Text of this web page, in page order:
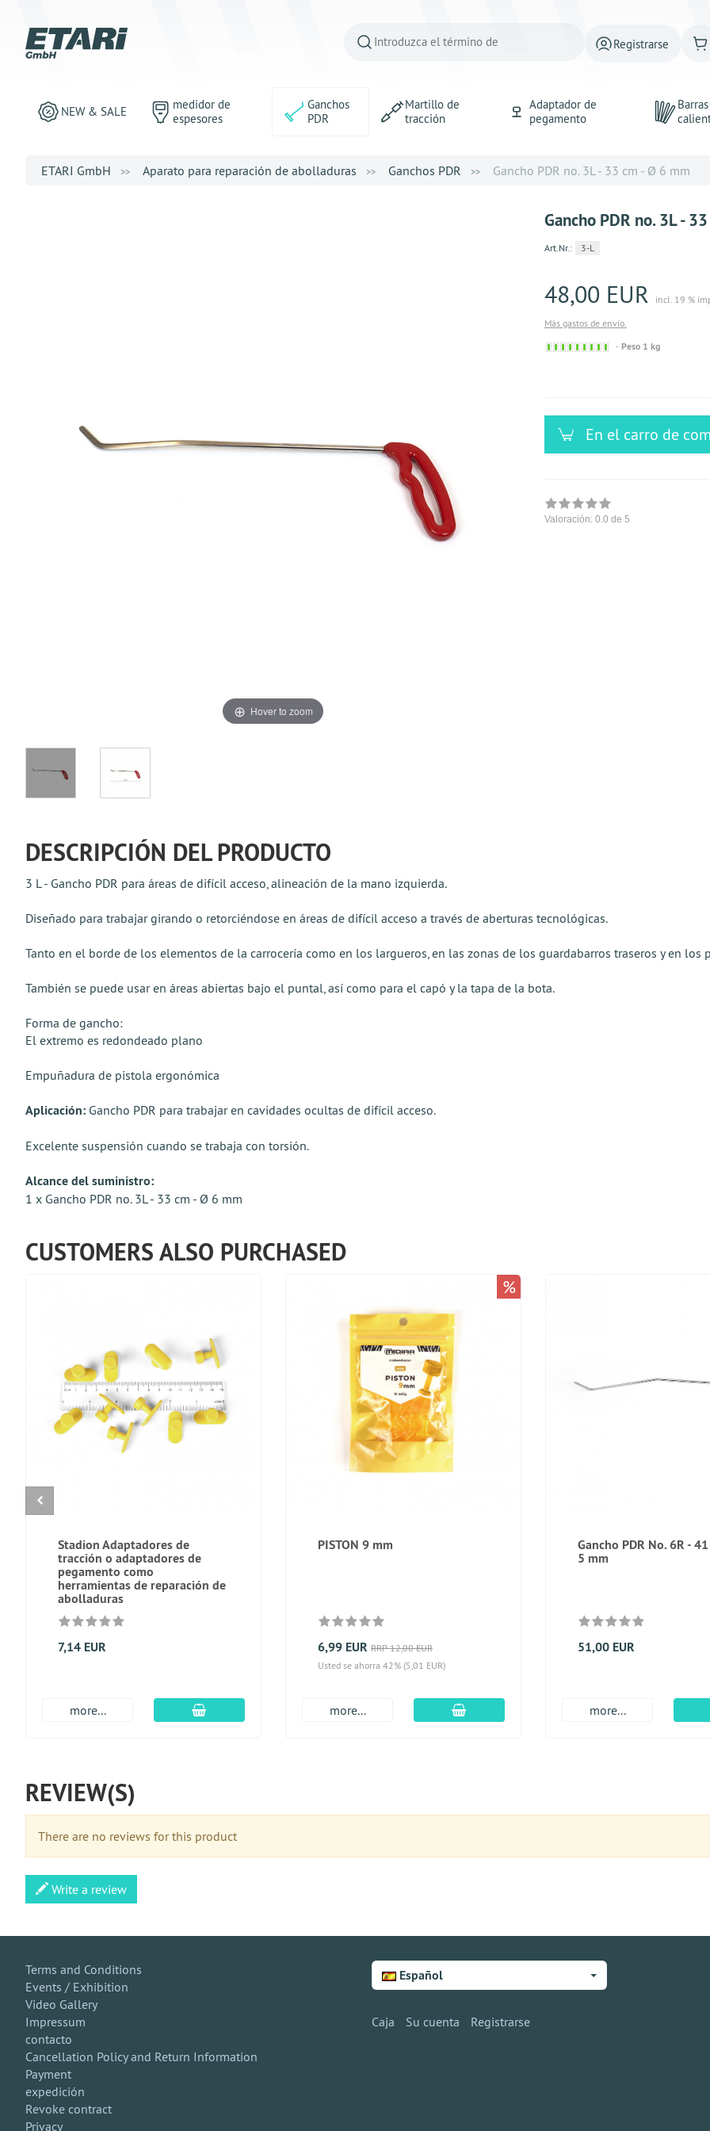
Registrarse
NEW & SALE
medidor de
espesores
Ganchos
PDR
Martillo de
tracción
Adaptador de
pegamento
ETARI GmbH Aparato para reparación de abolladuras Ganchos PDR Gancho PDR no. 3L - 33 cm - Ø 6 mm
Hover to zoom
Gancho PDR no. 3L -
Art.Nr.: 3-L
48,00 EUR
incl. 19 %
Más gastos de envío.
Sofort
Peso 1 kg
En el carro de
Valoración: 0.0 de 5
DESCRIPCIÓN DEL PRODUCTO
3 L - Gancho PDR para áreas de difícil acceso, alineación de la mano izquierda.
Diseñado para trabajar girando o retorciéndose en áreas de difícil acceso a través de aberturas tecnológicas.
Tanto en el borde de los elementos de la carrocería como en los largueros, en las zonas de los guardabarros traseros y en los
También se puede usar en áreas abiertas bajo el puntal, así como para el capó y la tapa de la bota.
Forma de gancho:
El extremo es redondeado plano
Empuñadura de pistola ergonómica
Aplicación: Gancho PDR para trabajar en cavidades ocultas de difícil acceso.
Excelente suspensión cuando se trabaja con torsión.
Alcance del suministro:
1 x Gancho PDR no. 3L - 33 cm - Ø 6 mm
CUSTOMERS ALSO PURCHASED
Stadion Adaptadores de
tracción o adaptadores de
pegamento como
herramientas de reparación de
abolladuras
7,14 EUR
more... En el carro de compras
PISTON 9 mm
6,99 EUR RRP 12,00 EUR
Usted se ahorra 42% (5,01 EUR)
more... En el carro de compras
%
Gancho PDR No. 6R -
5 mm
51,00 EUR
more...
REVIEW(S)
There are no reviews for this product
Write a review
Terms and Conditions
Events / Exhibition
Video Gallery
Impressum
contacto
Cancellation Policy and Return Information
Payment
expedición
Revoke contract
Privacy
Español
Caja Su cuenta Registrarse